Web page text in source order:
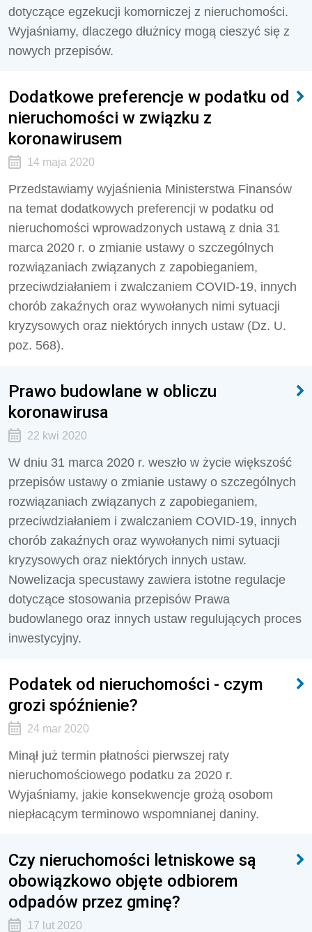
dotyczące egzekucji komorniczej z nieruchomości.
Wyjaśniamy, dlaczego dłużnicy mogą cieszyć się z
nowych przepisów.
Dodatkowe preferencje w podatku od
nieruchomości w związku z
koronawirusem
14 maja 2020
Przedstawiamy wyjaśnienia Ministerstwa Finansów
na temat dodatkowych preferencji w podatku od
nieruchomości wprowadzonych ustawą z dnia 31
marca 2020 r. o zmianie ustawy o szczególnych
rozwiązaniach związanych z zapobieganiem,
przeciwdziałaniem i zwalczaniem COVID-19, innych
chorób zakaźnych oraz wywołanych nimi sytuacji
kryzysowych oraz niektórych innych ustaw (Dz. U.
poz. 568).
Prawo budowlane w obliczu
koronawirusa
22 kwi 2020
W dniu 31 marca 2020 r. weszło w życie większość
przepisów ustawy o zmianie ustawy o szczególnych
rozwiązaniach związanych z zapobieganiem,
przeciwdziałaniem i zwalczaniem COVID-19, innych
chorób zakaźnych oraz wywołanych nimi sytuacji
kryzysowych oraz niektórych innych ustaw.
Nowelizacja specustawy zawiera istotne regulacje
dotyczące stosowania przepisów Prawa
budowlanego oraz innych ustaw regulujących proces
inwestycyjny.
Podatek od nieruchomości - czym
grozi spóźnienie?
24 mar 2020
Minął już termin płatności pierwszej raty
nieruchomościowego podatku za 2020 r.
Wyjaśniamy, jakie konsekwencje grożą osobom
niepłacącym terminowo wspomnianej daniny.
Czy nieruchomości letniskowe są
obowiązkowo objęte odbiorem
odpadów przez gminę?
17 lut 2020